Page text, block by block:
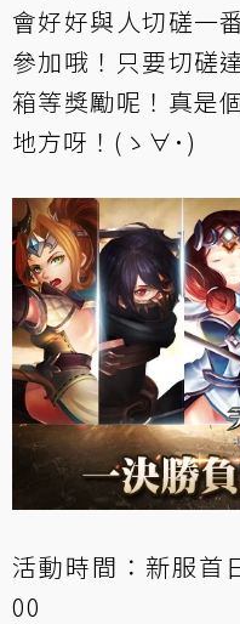
會好好與人切磋一
參加哦！只要切磋
箱等獎勵呢！真是
地方呀！(ゝ∀･)
活動時間：新服首
00